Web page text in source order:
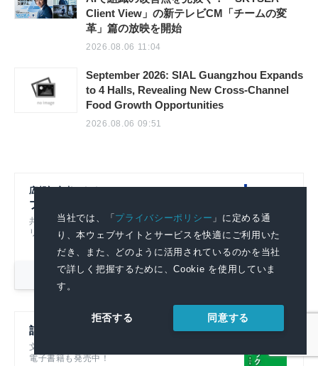
当社では、「プライバシーポリシー 」に定める通
り、本ウェブサイトとサービスを快適にご利用いた
だき、また、どのように活用されているのかを当社
で詳しく把握するために、Cookie を使用していま
す。
拒否する 同意する
Client View」の新テレビCM「チームの変
革」篇の放映を開始
2026.08.06 11:04
September 2026: SIAL Guangzhou Expands
to 4 Halls, Revealing New Cross-Channel
Food Growth Opportunities
2026.08.06 09:51
広報初心者のための
プレスリリースの書き方
共同通信社グループのノウハウをもとにプレスリ
リースの基本的なポイントを解説！
詳細を見る
記者ハンドブック第14版
文書を書くすべての人におすすめです！
電子書籍も発売中！